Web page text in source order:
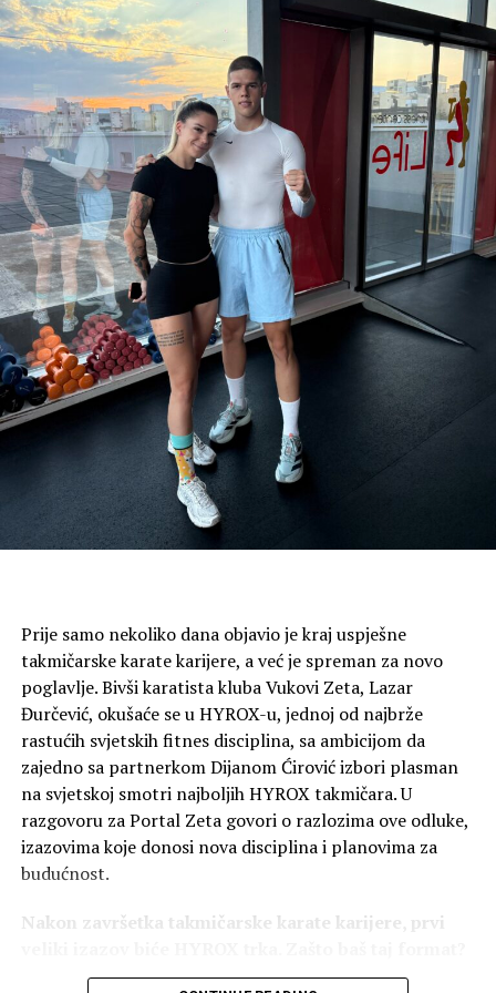
brazilski velter Michael “PQD” Oliveira, kojeg sponzoriše
sestrinska kompanija Meridianbet Brazil, ostvario jeUFC
debi na beogradskom programu i okitio ga nokautom već
u prvoj rundi.
Za Meridian Holdings, ovaj trenutak nosio je i posebnu
simboliku. Kompanija u ovo partnerstvo ulazi nakon
rekordnih rezultata u drugom kvartalu i pod novim
rukovodstvom, s Zoranom Miloševićem, koji je nedavno
imenovan za generalnog direktora (CEO) kompanije
Meridian Holdings Inc.
Ono što je počelo kao jedna kladionica u Beogradu,
danas je grupacija listirana na Nasdaqu, koja objedinjuje
B2B i B2C igre na sreću na više od 20 regulisanih tržišta
— od Expanse Studios i GMAG-a na tehnološkoj strani,
do Meridianbeta na konzumerskoj. UFC veče bilo je, u
stvari, najsnažniji i najjavniji izraz dosad kompanije koja
je dvije decenije graditeljstva provela dok je malo ko
gledao.
borac koji svoju UFC karijeru otvara nokautom, i srpska
kompanija listirana na Nasdaqu, koja je iskoristila
trenutak da pokaže koliko daleko jedan brend može otići
— a da nikada zapravo ne napusti dom.
Oktagon odlazi, ali Meridian Holdings je svoj rodni grad
pretvorio u centar svjetskog sporta, i to kao kompanija
listirana na Nasdaqu (MRDN) koja i dalje tačno zna
odakle je potekla.
O kompaniji Meridian Holdings Inc.
gejming tehnologiju koja posluje na više od 20
Prije samo nekoliko dana objavio je kraj uspješne
takmičarske karate karijere, a već je spreman za novo
poglavlje. Bivši karatista kluba Vukovi Zeta, Lazar
Đurčević, okušaće se u HYROX-u, jednoj od najbrže
rastućih svjetskih fitnes disciplina, sa ambicijom da
zajedno sa partnerkom Dijanom Ćirović izbori plasman
na svjetskoj smotri najboljih HYROX takmičara. U
razgovoru za Portal Zeta govori o razlozima ove odluke,
izazovima koje donosi nova disciplina i planovima za
budućnost.
Nakon završetka takmičarske karate karijere, prvi